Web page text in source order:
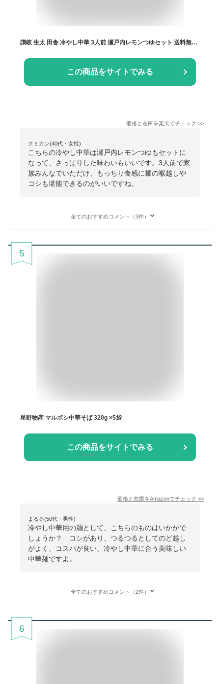
讃岐 生太 田舎 冷やし中華 3人前 瀬戸内レモンつゆセット 送料無料 産直
この商品をサイトでみる
価格と在庫を楽天でチェック >>
クミカン(40代・女性)
こちらの冷やし中華は瀬戸内レモンつゆもセットに
なって、さっぱりした味わいもいいです。3人前で家
族みんなでいただけ、もっちり食感に麺の喉越しや
コシも堪能できるのがいいですね。
全てのおすすめコメント（3件）
5
星野物産 マルボシ中華そば 320g ×5袋
この商品をサイトでみる
価格と在庫をAmazonでチェック >>
まるる(50代・男性)
冷やし中華用の麺として、こちらのものはいかがで
しょうか？ コシがあり、つるつるとしてのど越し
がよく、コスパが良い、冷やし中華に合う美味しい
中華麺ですよ。
全てのおすすめコメント（2件）
6